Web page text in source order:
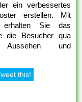
ein verbessertes
erstellen. Mit
erhalten Sie das
die Besucher qua
und
this!